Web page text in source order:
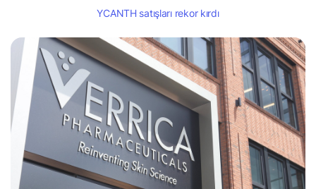
YCANTH satışları rekor kırdı